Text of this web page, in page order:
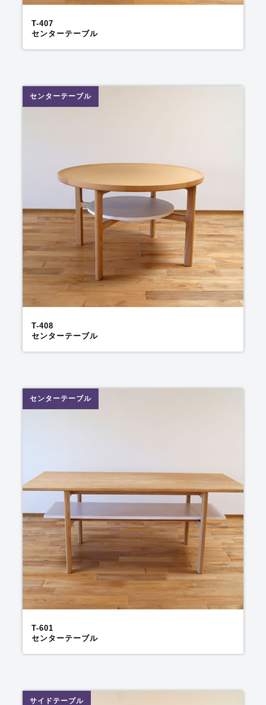
T-407
センターテーブル
センターテーブル
T-408
センターテーブル
センターテーブル
T-601
センターテーブル
サイドテーブル